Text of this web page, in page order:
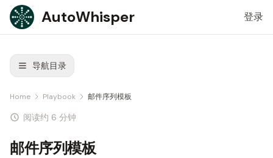
Skip to content
AutoWhisper 登录
导航目录
Home Playbook 邮件序列模板
阅读约 6 分钟
邮件序列模板